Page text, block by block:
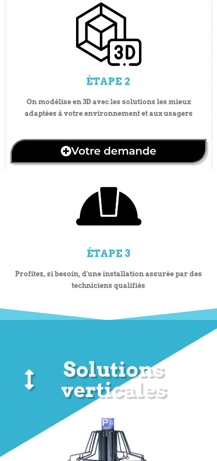
ÉTAPE 2
On modélise en 3D avec les solutions les mieux
adaptées à votre environnement et aux usagers
Votre demande
ÉTAPE 3
Profitez, si besoin, d'une installation assurée par des
techniciens qualifiés
Solutions
verticales